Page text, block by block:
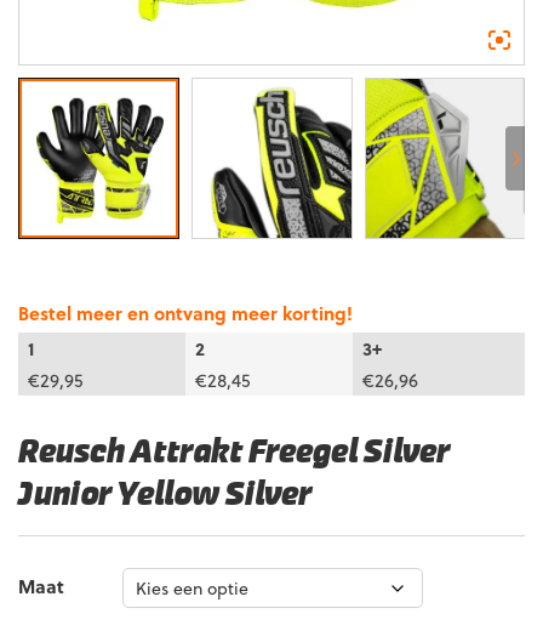
Reusch Attrakt Freegel Silver
Junior Yellow Silver
Bestel meer en ontvang meer korting!
1
2
3+
€29,95 €28,45 €26,96
Maat